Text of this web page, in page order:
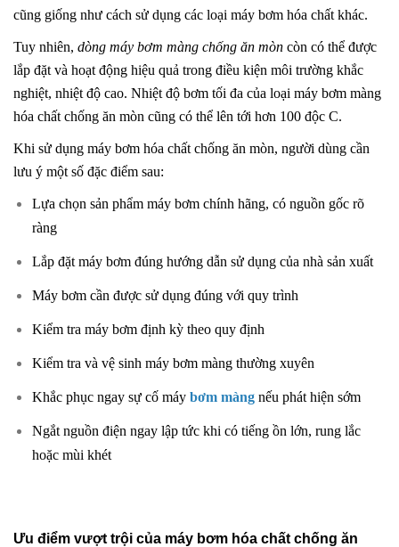
cũng giống như cách sử dụng các loại máy bơm hóa chất khác.
Tuy nhiên, dòng máy bơm màng chống ăn mòn còn có thể được
lắp đặt và hoạt động hiệu quả trong điều kiện môi trường khắc
nghiệt, nhiệt độ cao. Nhiệt độ bơm tối đa của loại máy bơm màng
hóa chất chống ăn mòn cũng có thể lên tới hơn 100 độc C.
Khi sử dụng máy bơm hóa chất chống ăn mòn, người dùng cần
lưu ý một số đặc điểm sau:
Lựa chọn sản phẩm máy bơm chính hãng, có nguồn gốc rõ
ràng
Lắp đặt máy bơm đúng hướng dẫn sử dụng của nhà sản xuất
Máy bơm cần được sử dụng đúng với quy trình
Kiểm tra máy bơm định kỳ theo quy định
Kiểm tra và vệ sinh máy bơm màng thường xuyên
Khắc phục ngay sự cố máy bơm màngnếu phát hiện sớm
Ngắt nguồn điện ngay lập tức khi có tiếng ồn lớn, rung lắc
hoặc mùi khét
Ưu điểm vượt trội của máy bơm hóa chất chống ăn